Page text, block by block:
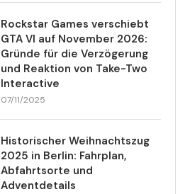
Rockstar Games verschiebt
GTA VI auf November 2026:
Gründe für die Verzögerung
und Reaktion von Take-Two
Interactive
07/11/2025
Historischer Weihnachtszug
2025 in Berlin: Fahrplan,
Abfahrtsorte und
Adventdetails